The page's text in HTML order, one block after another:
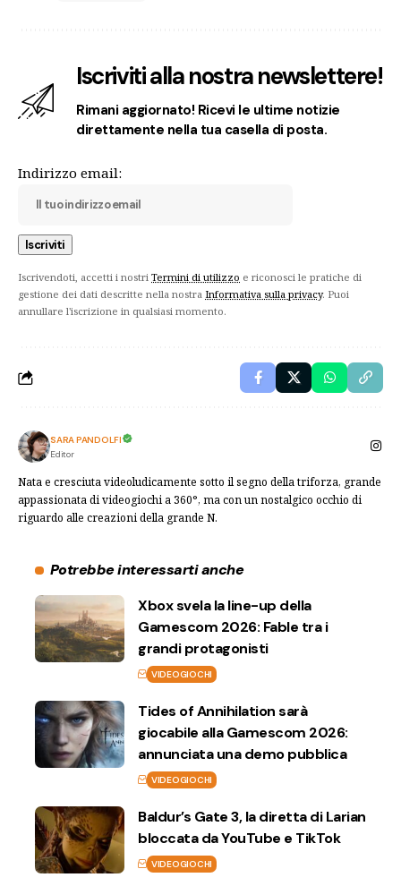
Iscriviti alla nostra newslettere!
Rimani aggiornato! Ricevi le ultime notizie
direttamente nella tua casella di posta.
Indirizzo email:
Iscrivendoti, accetti i nostri Termini di utilizzo e riconosci le pratiche di
gestione dei dati descritte nella nostra Informativa sulla privacy. Puoi
annullare l'iscrizione in qualsiasi momento.
SARA PANDOLFI
Editor
Nata e cresciuta videoludicamente sotto il segno della triforza, grande
appassionata di videogiochi a 360°, ma con un nostalgico occhio di
riguardo alle creazioni della grande N.
Potrebbe interessarti anche
Xbox svela la line-up della
Gamescom 2026: Fable tra i
grandi protagonisti
VIDEOGIOCHI
Tides of Annihilation sarà
giocabile alla Gamescom 2026:
annunciata una demo pubblica
VIDEOGIOCHI
Baldur’s Gate 3, la diretta di Larian
bloccata da YouTube e TikTok
VIDEOGIOCHI